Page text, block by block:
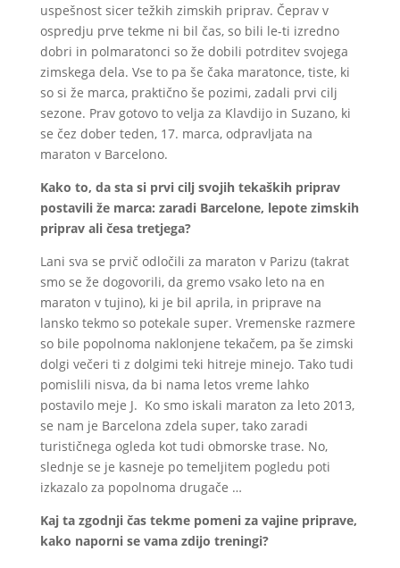
uspešnost sicer težkih zimskih priprav. Čeprav v
ospredju prve tekme ni bil čas, so bili le-ti izredno
dobri in polmaratonci so že dobili potrditev svojega
zimskega dela. Vse to pa še čaka maratonce, tiste, ki
so si že marca, praktično še pozimi, zadali prvi cilj
sezone. Prav gotovo to velja za Klavdijo in Suzano, ki
se čez dober teden, 17. marca, odpravljata na
maraton v Barcelono.
Kako to, da sta si prvi cilj svojih tekaških priprav
postavili že marca: zaradi Barcelone, lepote zimskih
priprav ali česa tretjega?
Lani sva se prvič odločili za maraton v Parizu (takrat
smo se že dogovorili, da gremo vsako leto na en
maraton v tujino), ki je bil aprila, in priprave na
lansko tekmo so potekale super. Vremenske razmere
so bile popolnoma naklonjene tekačem, pa še zimski
dolgi večeri ti z dolgimi teki hitreje minejo. Tako tudi
pomislili nisva, da bi nama letos vreme lahko
postavilo meje J. Ko smo iskali maraton za leto 2013,
se nam je Barcelona zdela super, tako zaradi
turističnega ogleda kot tudi obmorske trase. No,
slednje se je kasneje po temeljitem pogledu poti
izkazalo za popolnoma drugače …
Kaj ta zgodnji čas tekme pomeni za vajine priprave,
kako naporni se vama zdijo treningi?